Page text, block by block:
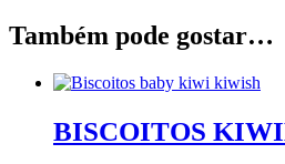
Também pode gostar…
BISCOITOS